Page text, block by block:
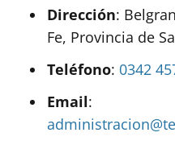
Dirección:
Fe, Provincia de
Teléfono: 0342
Email: